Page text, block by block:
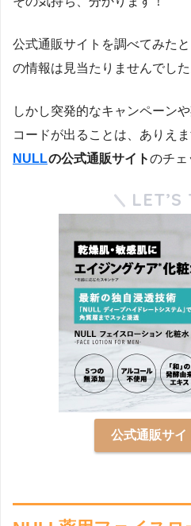
公式通販サイトを調べてみた
の情報は見当たりませんでした
しかし突発的なキャンペーン
コードが出ることは、ありえま
NULLの公式通販サイトのチェ
LET’S
公式通販サ